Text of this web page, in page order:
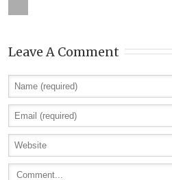
Leave A Comment